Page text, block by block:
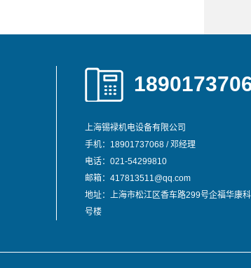
上海锡䘵机电设备有限公司
手机：18901737068 / 邓经理
电话：021-54299810
邮箱：417813511@qq.com
地址：上海市松江区香车路299号企福华康
号楼